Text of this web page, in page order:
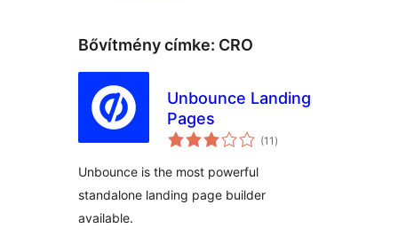
Bővítmény címke: CRO
Unbounce Landing
Pages
(11 értékelés
összesen
)
Unbounce is the most powerful
standalone landing page builder
available.